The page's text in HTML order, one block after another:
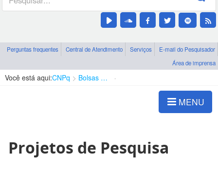
Perguntas frequentes Central de Atendimento Serviços
E-mail do Pesquisador
Área de imprensa
Você está aqui:CNPq Bolsas e Auxílios Vigentes
MENU
Projetos de Pesquisa